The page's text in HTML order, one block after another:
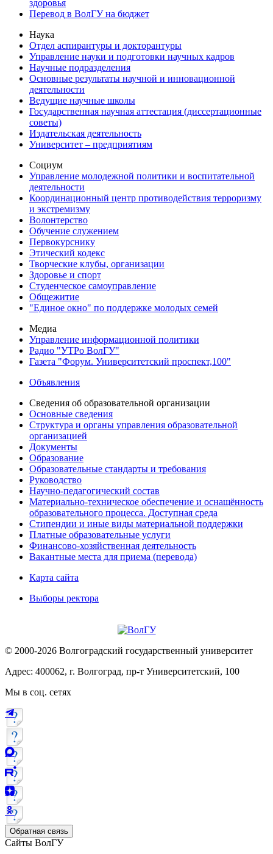
здоровья
Перевод в ВолГУ на бюджет
Наука
Отдел аспирантуры и докторантуры
Управление науки и подготовки научных кадров
Научные подразделения
Основные результаты научной и инновационной
деятельности
Ведущие научные школы
Государственная научная аттестация (диссертационные
советы)
Издательская деятельность
Университет – предприятиям
Социум
Управление молодежной политики и воспитательной
деятельности
Координационный центр противодействия терроризму
и экстремизму
Волонтерство
Обучение служением
Первокурснику
Этический кодекс
Творческие клубы, организации
Здоровье и спорт
Студенческое самоуправление
Общежитие
"Единое окно" по поддержке молодых семей
Медиа
Управление информационной политики
Радио "УТРо ВолГУ"
Газета "Форум. Университетский проспект,100"
Объявления
Сведения об образовательной организации
Основные сведения
Структура и органы управления образовательной
организацией
Документы
Образование
Образовательные стандарты и требования
Руководство
Научно-педагогический состав
Материально-техническое обеспечение и оснащённость
образовательного процесса. Доступная среда
Стипендии и иные виды материальной поддержки
Платные образовательные услуги
Финансово-хозяйственная деятельность
Вакантные места для приема (перевода)
Карта сайта
Выборы ректора
© 2000-2026 Волгоградский государственный университет
Адрес: 400062, г. Волгоград, пр-т Университетский, 100
Мы в соц. сетях
Обратная связь
Сайты ВолГУ